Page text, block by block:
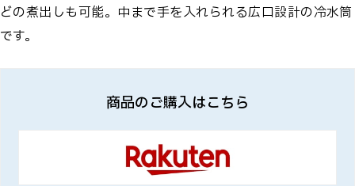
どの煮出しも可能。中まで手を入れられる広口設計の冷水筒
です。
商品のご購入はこちら